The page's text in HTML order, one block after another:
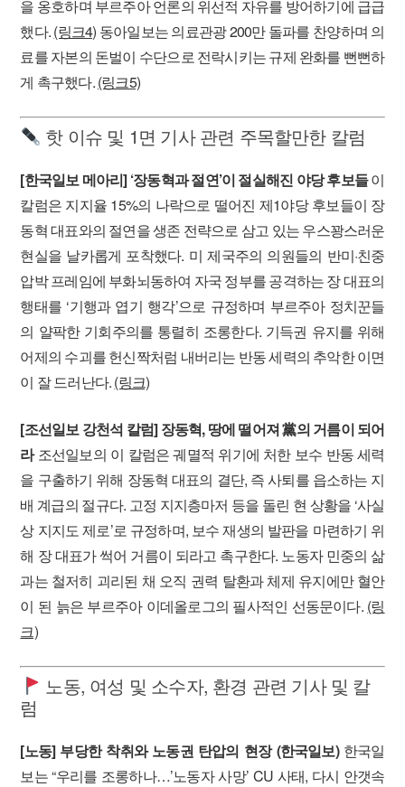
을 옹호하며 부르주아 언론의 위선적 자유를 방어하기에 급급
했다.(링크4) 동아일보는 의료관광 200만 돌파를 찬양하며 의
료를 자본의 돈벌이 수단으로 전락시키는 규제 완화를 뻔뻔하
게 촉구했다.(링크5)
핫 이슈 및 1면 기사 관련 주목할만한 칼럼
[한국일보 메아리] ‘장동혁과 절연’이 절실해진 야당 후보들이
칼럼은 지지율 15%의 나락으로 떨어진 제1야당 후보들이 장
동혁 대표와의 절연을 생존 전략으로 삼고 있는 우스꽝스러운
현실을 날카롭게 포착했다. 미 제국주의 의원들의 반미·친중
압박 프레임에 부화뇌동하여 자국 정부를 공격하는 장 대표의
행태를 ‘기행과 엽기 행각’으로 규정하며 부르주아 정치꾼들
의 얄팍한 기회주의를 통렬히 조롱한다. 기득권 유지를 위해
어제의 수괴를 헌신짝처럼 내버리는 반동 세력의 추악한 이면
이 잘 드러난다.(링크)
[조선일보 강천석 칼럼] 장동혁, 땅에 떨어져 黨의 거름이 되어
라조선일보의 이 칼럼은 궤멸적 위기에 처한 보수 반동 세력
을 구출하기 위해 장동혁 대표의 결단, 즉 사퇴를 읍소하는 지
배 계급의 절규다. 고정 지지층마저 등을 돌린 현 상황을 ‘사실
상 지지도 제로’로 규정하며, 보수 재생의 발판을 마련하기 위
해 장 대표가 썩어 거름이 되라고 촉구한다. 노동자 민중의 삶
과는 철저히 괴리된 채 오직 권력 탈환과 체제 유지에만 혈안
이 된 늙은 부르주아 이데올로그의 필사적인 선동문이다. (링
크)
노동, 여성 및 소수자, 환경 관련 기사 및 칼
럼
[노동] 부당한 착취와 노동권 탄압의 현장 (한국일보)한국일
보는 “우리를 조롱하나…’노동자 사망’ CU 사태, 다시 안갯속